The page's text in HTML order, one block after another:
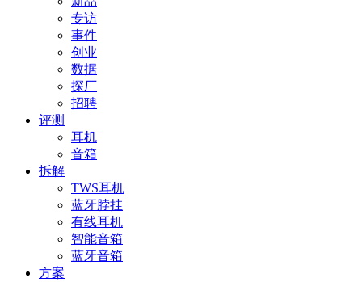
专访
事件
创业
数据
探厂
招聘
评测
耳机
音箱
拆解
TWS耳机
蓝牙脖挂
有线耳机
智能音箱
蓝牙音箱
方案